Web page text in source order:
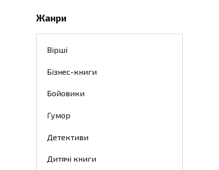
Жанри
Вірші
Бізнес-книги
Бойовики
Гумор
Детективи
Дитячі книги